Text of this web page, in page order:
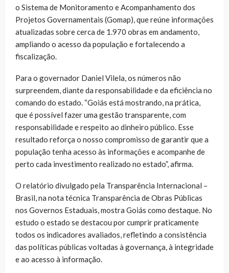
o Sistema de Monitoramento e Acompanhamento dos
Projetos Governamentais (Gomap), que reúne informações
atualizadas sobre cerca de 1.970 obras em andamento,
ampliando o acesso da população e fortalecendo a
fiscalização.
Para o governador Daniel Vilela, os números não
surpreendem, diante da responsabilidade e da eficiência no
comando do estado. “Goiás está mostrando, na prática,
que é possível fazer uma gestão transparente, com
responsabilidade e respeito ao dinheiro público. Esse
resultado reforça o nosso compromisso de garantir que a
população tenha acesso às informações e acompanhe de
perto cada investimento realizado no estado”, afirma.
O relatório divulgado pela Transparência Internacional –
Brasil, na nota técnica Transparência de Obras Públicas
nos Governos Estaduais, mostra Goiás como destaque. No
estudo o estado se destacou por cumprir praticamente
todos os indicadores avaliados, refletindo a consistência
das políticas públicas voltadas à governança, à integridade
e ao acesso à informação.